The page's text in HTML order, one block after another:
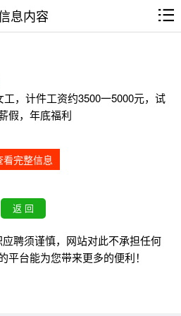
息内容
，计件工资约3500一5000元，试
假，年底福利
看完整信息
聘须谨慎，网站对此不承担任何
台能为您带来更多的便利！